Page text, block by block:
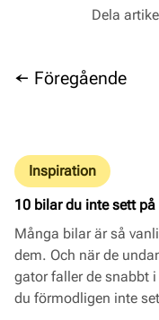
Dela
← Föregående
Inspiration
10 bilar du inte sett på
Många bilar är så
dem. Och när de
gator faller de snabbt
du förmodligen inte